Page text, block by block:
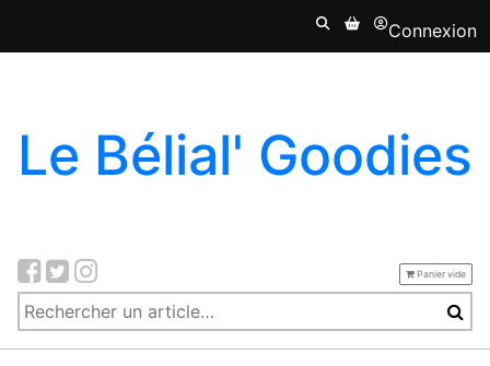
Connexion
Le Bélial' Goodies
Panier vide